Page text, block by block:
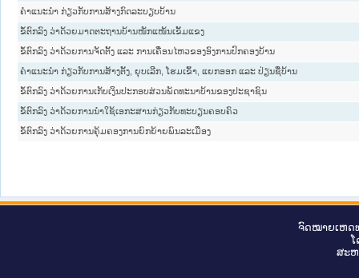
ຄຳແນະນຳ ກ່ຽວກັບການສ້າງກົດລະບຽບບ້ານ
ຂໍ້ຕົກລົງ ວ່າດ້ວຍມາດຕະຖານບ້ານໜັກແໜ້ນເຂັ້ມແຂງ
ຂໍ້ຕົກລົງ ວ່າດ້ວຍການຈັດຕັ້ງ ແລະ ການເຄື່ອນໄຫວຂອງອົງການປົກຄອງບ້ານ
ຄຳແນະນຳ ກ່ຽວກັບການສ້າງຕັ້ງ, ຍຸບເລີກ, ໂຮມເຂົ້າ, ແຍກອອກ ແລະ ປ່ຽນຊື່ບ້ານ
ຂໍ້ຕົກລົງ ວ່າດ້ວຍການເກັບເງິນປະກອບສ່ວນພັດທະນາບ້ານຂອງປະຊາຊົນ
ຂໍ້ຕົກລົງ ວ່າດ້ວຍການນຳໃຊ້ເອກະສານກ່ຽວກັບທະບຽນຄອບຄົວ
ຂໍ້ຕົກລົງ ວ່າດ້ວຍການຄຸ້ມຄອງການຍົກຍ້າຍພົນລະເມືອງ
ຈົດ​ໝາຍ​ເຫດ​
ສະ​ຫ